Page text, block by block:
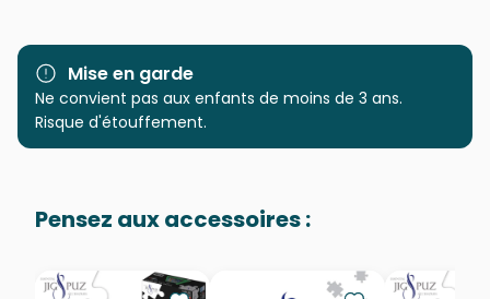
Marque
Ravensburger, le leader
Catégorie
Mise en garde
Ne convient pas aux enfants de moins de 3 ans.
Risque d'étouffement.
Pensez aux accessoires :